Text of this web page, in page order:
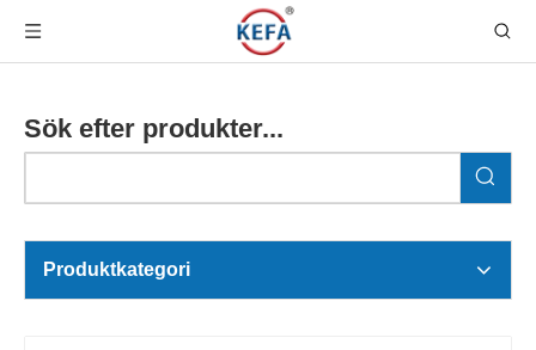
Sök efter produkter...
Produktkategori